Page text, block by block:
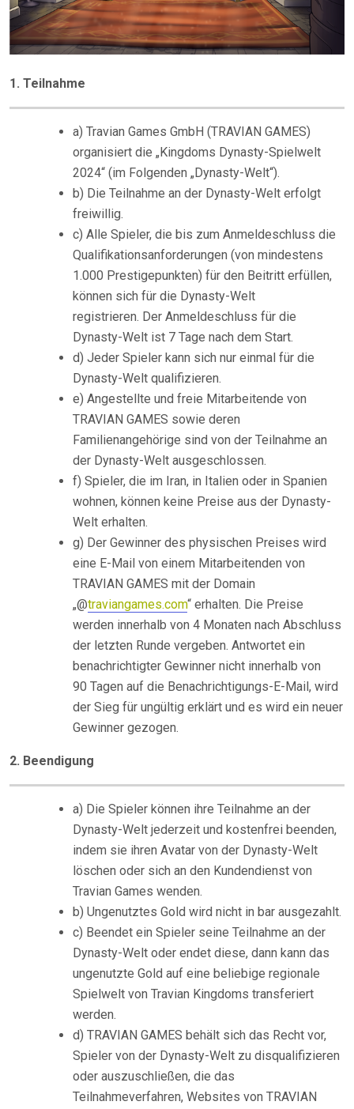
1. Teilnahme
a) Travian Games GmbH (TRAVIAN GAMES)
organisiert die „Kingdoms Dynasty-Spielwelt
2024“ (im Folgenden „Dynasty-Welt“).
b) Die Teilnahme an der Dynasty-Welt erfolgt
freiwillig.
c) Alle Spieler, die bis zum Anmeldeschluss die
Qualifikationsanforderungen (von mindestens
1.000 Prestigepunkten) für den Beitritt erfüllen,
können sich für die Dynasty-Welt
registrieren. Der Anmeldeschluss für die
Dynasty-Welt ist 7 Tage nach dem Start.
d) Jeder Spieler kann sich nur einmal für die
Dynasty-Welt qualifizieren.
e) Angestellte und freie Mitarbeitende von
TRAVIAN GAMES sowie deren
Familienangehörige sind von der Teilnahme an
der Dynasty-Welt ausgeschlossen.
f) Spieler, die im Iran, in Italien oder in Spanien
wohnen, können keine Preise aus der Dynasty-
Welt erhalten.
g) Der Gewinner des physischen Preises wird
eine E-Mail von einem Mitarbeitenden von
TRAVIAN GAMES mit der Domain
„@traviangames.com“ erhalten. Die Preise
werden innerhalb von 4 Monaten nach Abschluss
der letzten Runde vergeben. Antwortet ein
benachrichtigter Gewinner nicht innerhalb von
90 Tagen auf die Benachrichtigungs-E-Mail, wird
der Sieg für ungültig erklärt und es wird ein neuer
Gewinner gezogen.
2. Beendigung
a) Die Spieler können ihre Teilnahme an der
Dynasty-Welt jederzeit und kostenfrei beenden,
indem sie ihren Avatar von der Dynasty-Welt
löschen oder sich an den Kundendienst von
Travian Games wenden.
b) Ungenutztes Gold wird nicht in bar ausgezahlt.
c) Beendet ein Spieler seine Teilnahme an der
Dynasty-Welt oder endet diese, dann kann das
ungenutzte Gold auf eine beliebige regionale
Spielwelt von Travian Kingdoms transferiert
werden.
d) TRAVIAN GAMES behält sich das Recht vor,
Spieler von der Dynasty-Welt zu disqualifizieren
oder auszuschließen, die das
Teilnahmeverfahren, Websites von TRAVIAN